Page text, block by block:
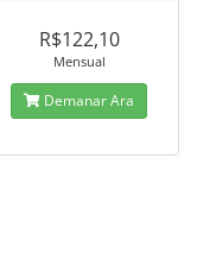
R$122,10
Mensual
Demanar Ara